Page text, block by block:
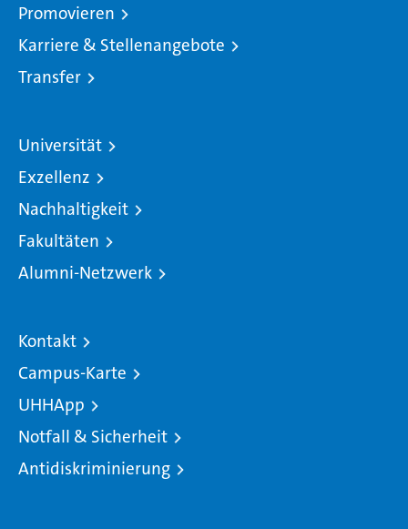
Promovieren
Karriere & Stellenangebote
Transfer
Universität
Exzellenz
Nachhaltigkeit
Fakultäten
Alumni-Netzwerk
Kontakt
Campus-Karte
UHHApp
Notfall & Sicherheit
Antidiskriminierung